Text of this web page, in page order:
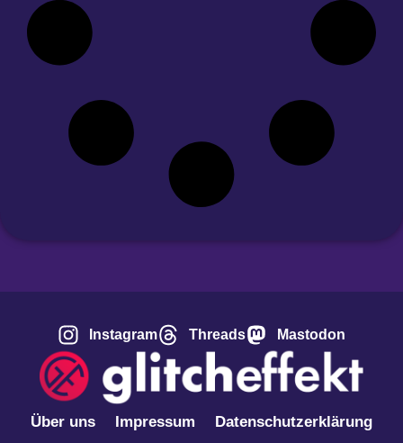
Instagram Threads Mastodon
Über uns Impressum Datenschutzerklärung